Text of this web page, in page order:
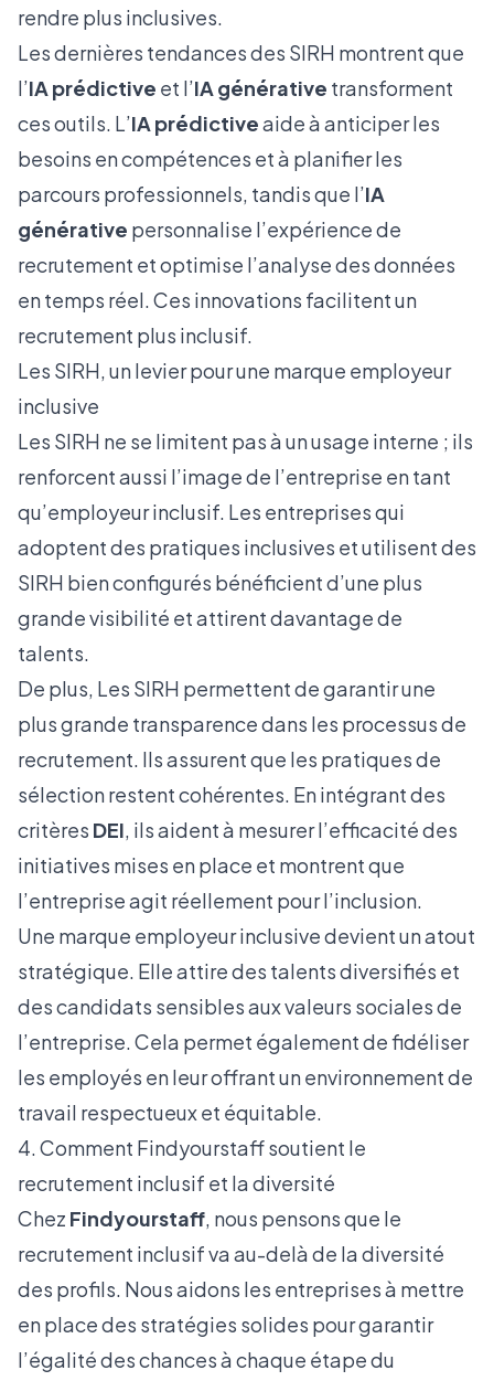
rendre plus inclusives.
Les dernières tendances des SIRH montrent que
l’IA prédictive et l’IA générative transforment
ces outils. L’IA prédictiveaide à anticiper les
besoins en compétences et à planifier les
parcours professionnels, tandis que l’IA
générative personnalise l’expérience de
recrutement et optimise l’analyse des données
en temps réel. Ces innovations facilitent un
recrutement plus inclusif.
Les SIRH, un levier pour une marque employeur
inclusive
Les SIRH ne se limitent pas à un usage interne ; ils
renforcent aussi l’image de l’entreprise en tant
qu’employeur inclusif. Les entreprises qui
adoptent des pratiques inclusives et utilisent des
SIRH bien configurés bénéficient d’une plus
grande visibilité et attirent davantage de
talents.
De plus, Les SIRH permettent de garantir une
plus grande transparence dans les processus de
recrutement. Ils assurent que les pratiques de
sélection restent cohérentes. En intégrant des
critères DEI, ils aident à mesurer l’efficacité des
initiatives mises en place et montrent que
l’entreprise agit réellement pour l’inclusion.
Une marque employeur inclusive devient un atout
stratégique. Elle attire des talents diversifiés et
des candidats sensibles aux valeurs sociales de
l’entreprise. Cela permet également de fidéliser
les employés en leur offrant un environnement de
travail respectueux et équitable.
4. Comment Findyourstaff soutient le
recrutement inclusif et la diversité
Chez Findyourstaff, nous pensons que le
recrutement inclusif va au-delà de la diversité
des profils. Nous aidons les entreprises à mettre
en place des stratégies solides pour garantir
l’égalité des chances à chaque étape du